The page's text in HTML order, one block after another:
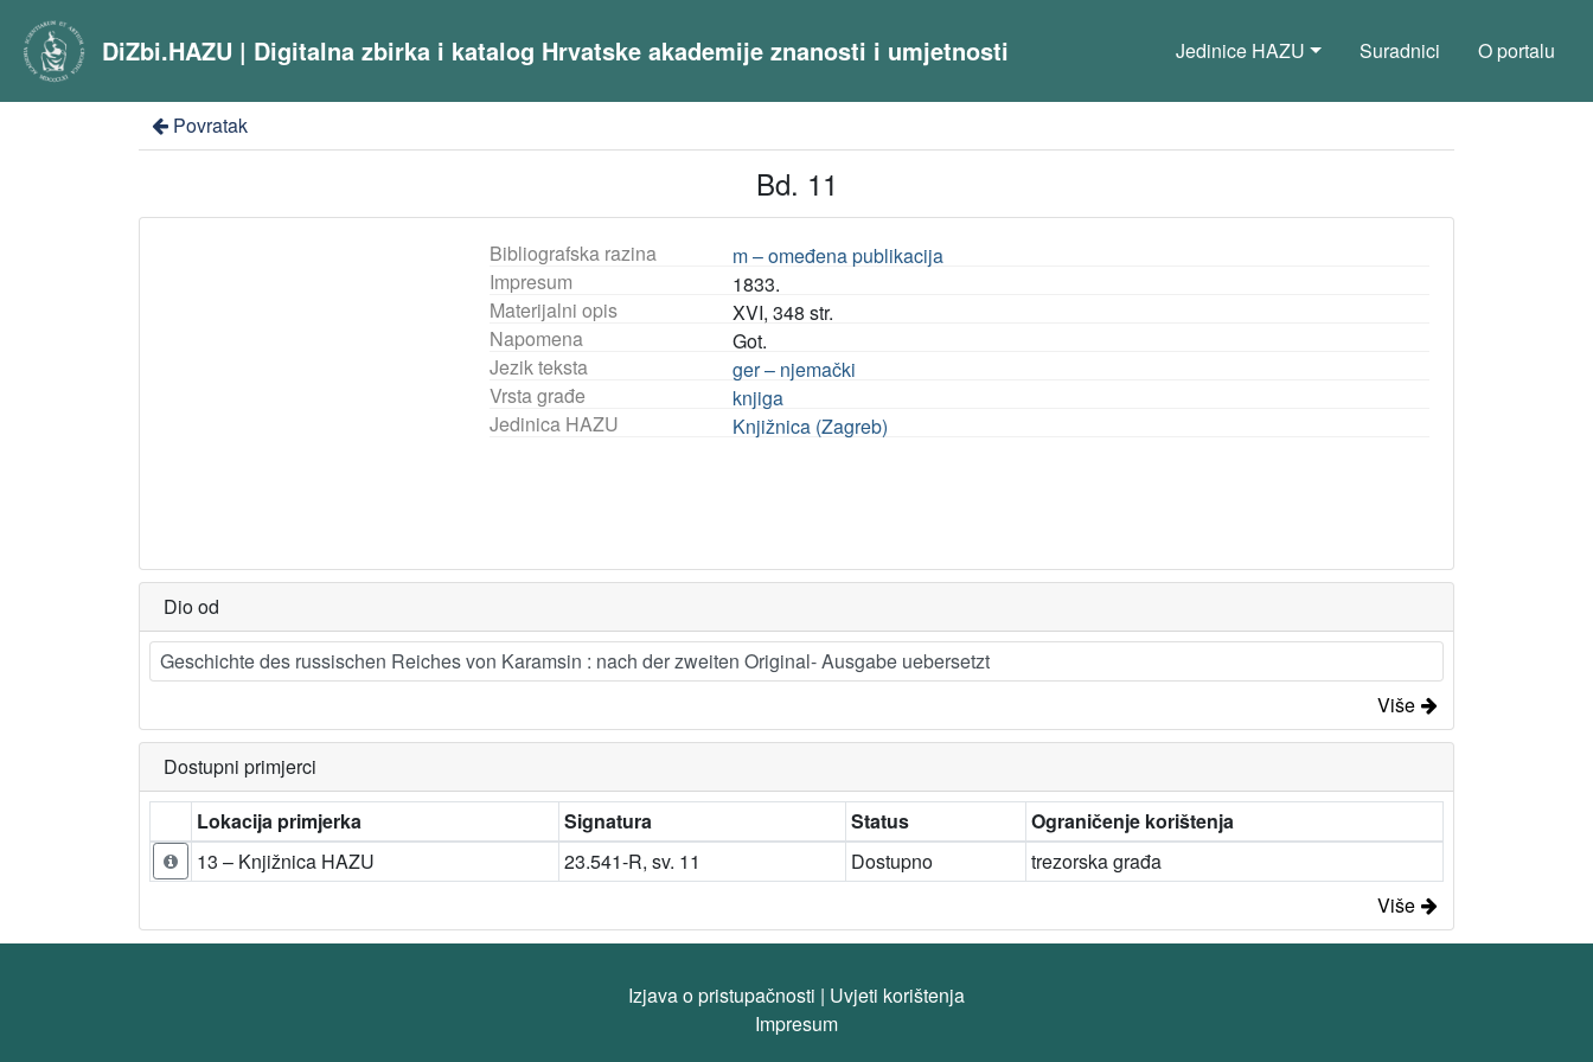
DiZbi.HAZU | Digitalna zbirka i katalog Hrvatske akademije znanosti i umjetnosti Jedinice HAZU Suradnici O portalu
Povratak
Bd. 11
Bibliografska razina
m – omeđena publikacija
Impresum
1833.
Materijalni opis
XVI, 348 str.
Napomena
Got.
Jezik teksta
ger – njemački
Vrsta građe
knjiga
Jedinica HAZU
Knjižnica (Zagreb)
Dio od
Geschichte des russischen Reiches von Karamsin : nach der zweiten Original- Ausgabe uebersetzt
Više
Dostupni primjerci
Lokacija primjerka
Signatura Status
Ograničenje korištenja
13 – Knjižnica HAZU
23.541-R, sv. 11 Dostupno
trezorska građa
Više
Izjava o pristupačnosti | Uvjeti korištenja
Impresum